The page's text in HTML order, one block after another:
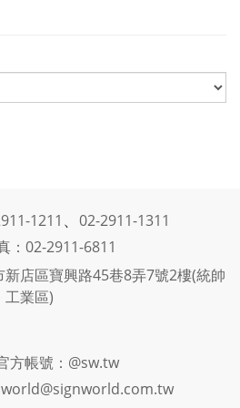
1211 、 02-2911-1311
02-2911-6811
店區寶興路45巷8弄7號2樓(統帥
工業區)
方帳號：@sw.tw